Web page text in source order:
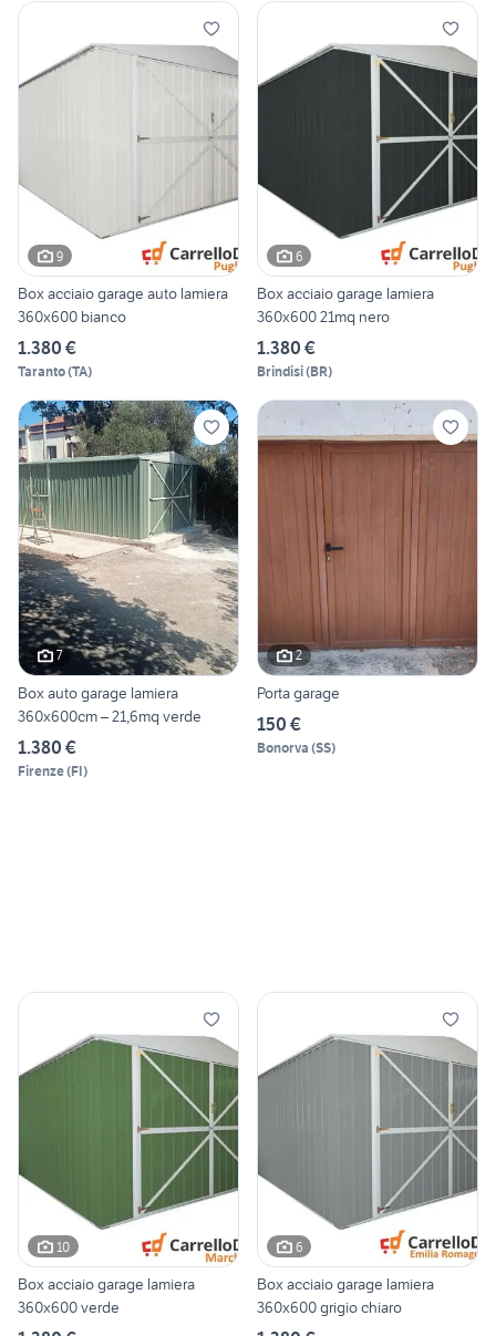
9
Box acciaio garage auto lamiera
360x600 bianco
1.380 €
Taranto(TA)
6
Box acciaio garage lamiera
360x600 21mq nero
1.380 €
Brindisi(BR)
7
Box auto garage lamiera
360x600cm – 21,6mq verde
1.380 €
Firenze(FI)
2
Porta garage
150 €
Bonorva (SS)
10
Box acciaio garage lamiera
360x600 verde
6
Box acciaio garage lamiera
360x600 grigio chiaro